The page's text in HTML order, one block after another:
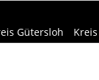
Gütersloh